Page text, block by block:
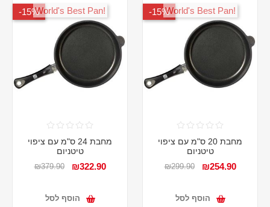
15%- !World's Best Pan
מחבת 20 ס"מ עם ציפוי
טיטניום
₪254.90
₪299.90
הוסף לסל
15%- !World's Best Pan
מחבת 24 ס"מ עם ציפוי
טיטניום
₪322.90
₪379.90
הוסף לסל